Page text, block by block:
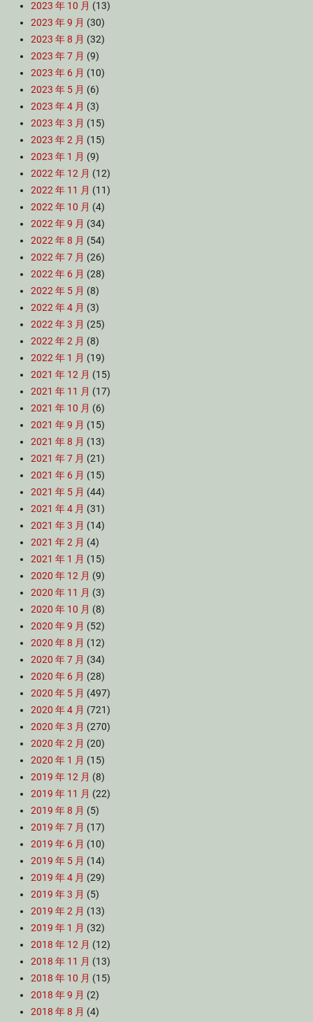
2023 年 10 月 (13)
2023 年 9 月 (30)
2023 年 8 月 (32)
2023 年 7 月 (9)
2023 年 6 月 (10)
2023 年 5 月 (6)
2023 年 4 月 (3)
2023 年 3 月 (15)
2023 年 2 月 (15)
2023 年 1 月 (9)
2022 年 12 月 (12)
2022 年 11 月 (11)
2022 年 10 月 (4)
2022 年 9 月 (34)
2022 年 8 月 (54)
2022 年 7 月 (26)
2022 年 6 月 (28)
2022 年 5 月 (8)
2022 年 4 月 (3)
2022 年 3 月 (25)
2022 年 2 月 (8)
2022 年 1 月 (19)
2021 年 12 月 (15)
2021 年 11 月 (17)
2021 年 10 月 (6)
2021 年 9 月 (15)
2021 年 8 月 (13)
2021 年 7 月 (21)
2021 年 6 月 (15)
2021 年 5 月 (44)
2021 年 4 月 (31)
2021 年 3 月 (14)
2021 年 2 月 (4)
2021 年 1 月 (15)
2020 年 12 月 (9)
2020 年 11 月 (3)
2020 年 10 月 (8)
2020 年 9 月 (52)
2020 年 8 月 (12)
2020 年 7 月 (34)
2020 年 6 月 (28)
2020 年 5 月 (497)
2020 年 4 月 (721)
2020 年 3 月 (270)
2020 年 2 月 (20)
2020 年 1 月 (15)
2019 年 12 月 (8)
2019 年 11 月 (22)
2019 年 8 月 (5)
2019 年 7 月 (17)
2019 年 6 月 (10)
2019 年 5 月 (14)
2019 年 4 月 (29)
2019 年 3 月 (5)
2019 年 2 月 (13)
2019 年 1 月 (32)
2018 年 12 月 (12)
2018 年 11 月 (13)
2018 年 10 月 (15)
2018 年 9 月 (2)
2018 年 8 月 (4)